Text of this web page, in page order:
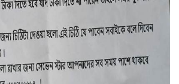
বড়াইগ্রামে নিষিদ্ধ ৮০টি চায়না রিং জাল
জব্দের পর পুড়িয়ে ধ্বংস